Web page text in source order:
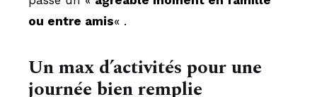
ou entre amis« .
Un max d’activités pour une
journée bien remplie